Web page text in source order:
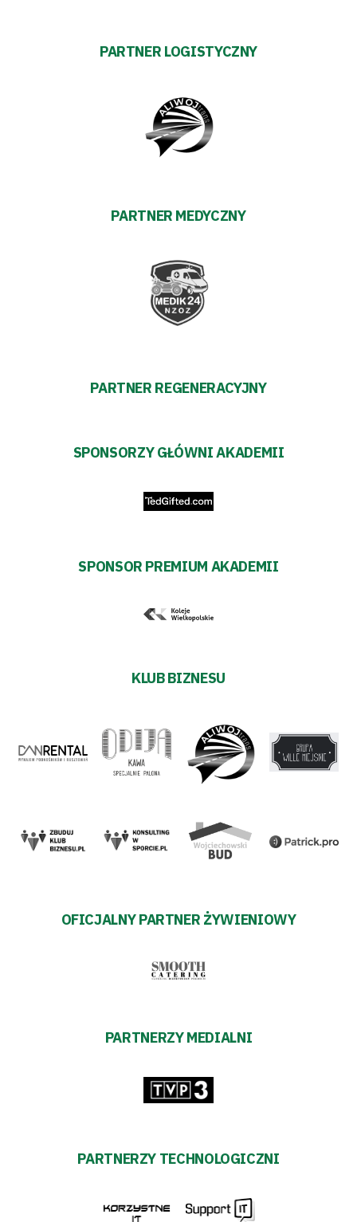
PARTNER LOGISTYCZNY
PARTNER MEDYCZNY
PARTNER REGENERACYJNY
SPONSORZY GŁÓWNI AKADEMII
SPONSOR PREMIUM AKADEMII
KLUB BIZNESU
OFICJALNY PARTNER ŻYWIENIOWY
PARTNERZY MEDIALNI
PARTNERZY TECHNOLOGICZNI